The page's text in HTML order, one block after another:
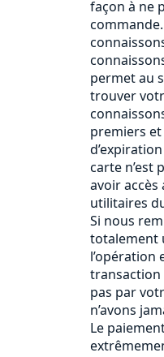
façon à ne
permet au
trouver
premiers
carte n’est
avoir
utilitaires
Si nous
totalement
l’opération
transaction
pas par
n’avons
Le